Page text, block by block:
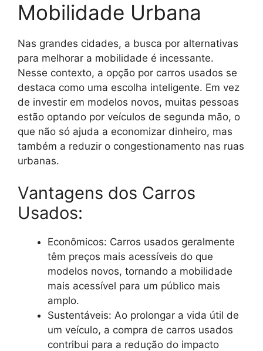
Mobilidade Urbana
Nas grandes cidades, a busca por alternativas
para melhorar a mobilidade é incessante.
Nesse contexto, a opção por carros usados se
destaca como uma escolha inteligente. Em vez
de investir em modelos novos, muitas pessoas
estão optando por veículos de segunda mão, o
que não só ajuda a economizar dinheiro, mas
também a reduzir o congestionamento nas ruas
urbanas.
Vantagens dos Carros
Usados:
Econômicos: Carros usados geralmente
têm preços mais acessíveis do que
modelos novos, tornando a mobilidade
mais acessível para um público mais
amplo.
Sustentáveis: Ao prolongar a vida útil de
um veículo, a compra de carros usados
contribui para a redução do impacto